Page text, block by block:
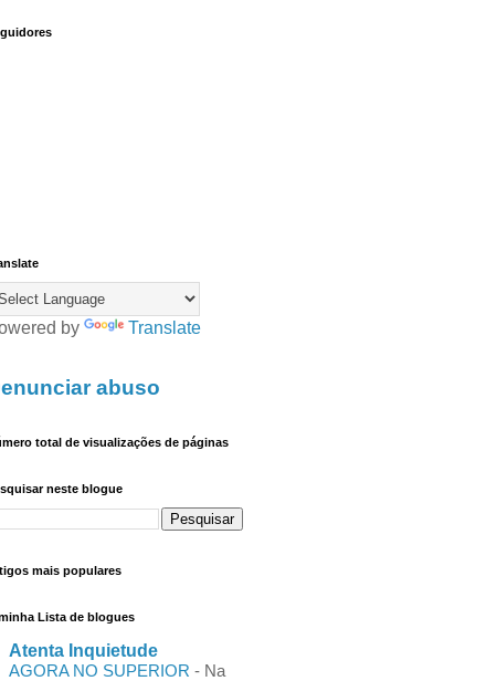
by Translate
abuso
total de visualizações de páginas
neste blogue
mais populares
Lista de blogues
Atenta Inquietude
AGORA NO SUPERIOR - Na